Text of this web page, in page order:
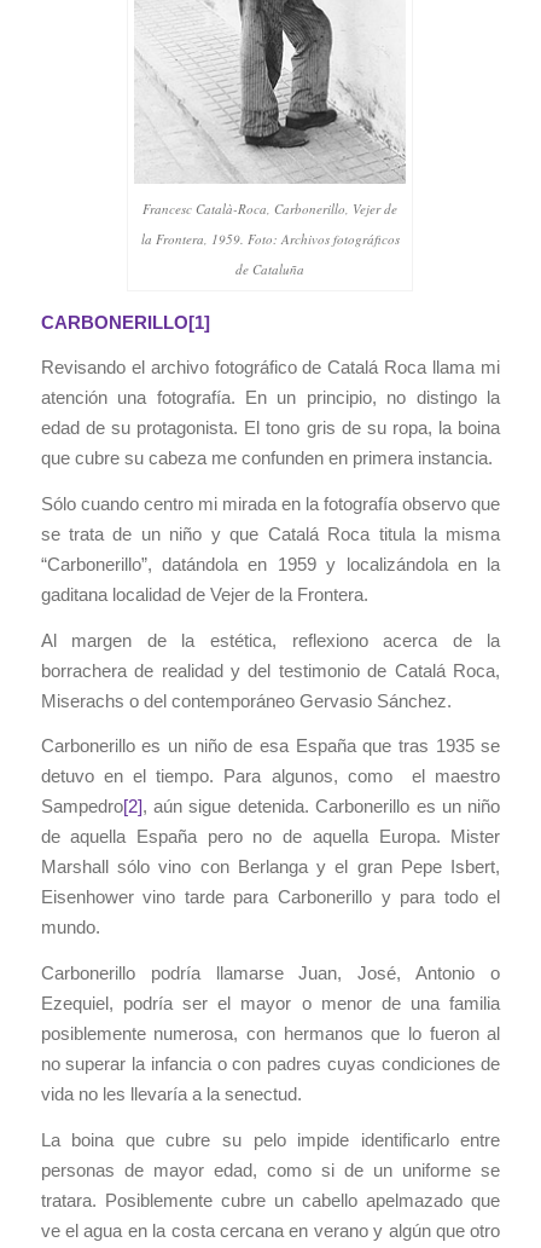
Francesc Català-Roca, Carbonerillo, Vejer de
la Frontera, 1959. Foto: Archivos fotográficos
de Cataluña
CARBONERILLO[1]
Revisando el archivo fotográfico de Catalá Roca llama mi
atención una fotografía. En un principio, no distingo la
edad de su protagonista. El tono gris de su ropa, la boina
que cubre su cabeza me confunden en primera instancia.
Sólo cuando centro mi mirada en la fotografía observo que
se trata de un niño y que Catalá Roca titula la misma
“Carbonerillo”, datándola en 1959 y localizándola en la
gaditana localidad de Vejer de la Frontera.
Al margen de la estética, reflexiono acerca de la
borrachera de realidad y del testimonio de Catalá Roca,
Miserachs o del contemporáneo Gervasio Sánchez.
Carbonerillo es un niño de esa España que tras 1935 se
detuvo en el tiempo. Para algunos, como el maestro
Sampedro[2], aún sigue detenida. Carbonerillo es un niño
de aquella España pero no de aquella Europa. Mister
Marshall sólo vino con Berlanga y el gran Pepe Isbert,
Eisenhower vino tarde para Carbonerillo y para todo el
mundo.
Carbonerillo podría llamarse Juan, José, Antonio o
Ezequiel, podría ser el mayor o menor de una familia
posiblemente numerosa, con hermanos que lo fueron al
no superar la infancia o con padres cuyas condiciones de
vida no les llevaría a la senectud.
La boina que cubre su pelo impide identificarlo entre
personas de mayor edad, como si de un uniforme se
tratara. Posiblemente cubre un cabello apelmazado que
ve el agua en la costa cercana en verano y algún que otro